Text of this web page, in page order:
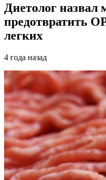
Диетолог назвал
предотвратить
легких
4 года назад